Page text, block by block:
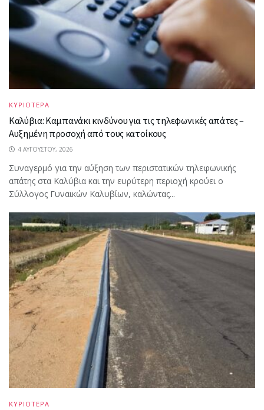
ΚΥΡΙΟΤΕΡΑ
Καλύβια: Καμπανάκι κινδύνου για τις τηλεφωνικές απάτες –
Αυξημένη προσοχή από τους κατοίκους
4 ΑΥΓΟΎΣΤΟΥ, 2026
Συναγερμό για την αύξηση των περιστατικών τηλεφωνικής
απάτης στα Καλύβια και την ευρύτερη περιοχή κρούει ο
Σύλλογος Γυναικών Καλυβίων, καλώντας...
ΚΥΡΙΟΤΕΡΑ